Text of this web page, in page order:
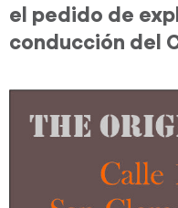
el pedido de
conducción del